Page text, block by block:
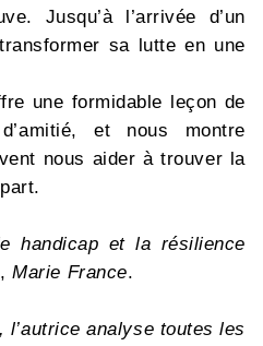
Jusqu’à l’arrivée d’un
sa lutte en une
une formidable leçon de
et nous montre
nous aider à trouver la
handicap et la résilience
Marie France.
analyse toutes les